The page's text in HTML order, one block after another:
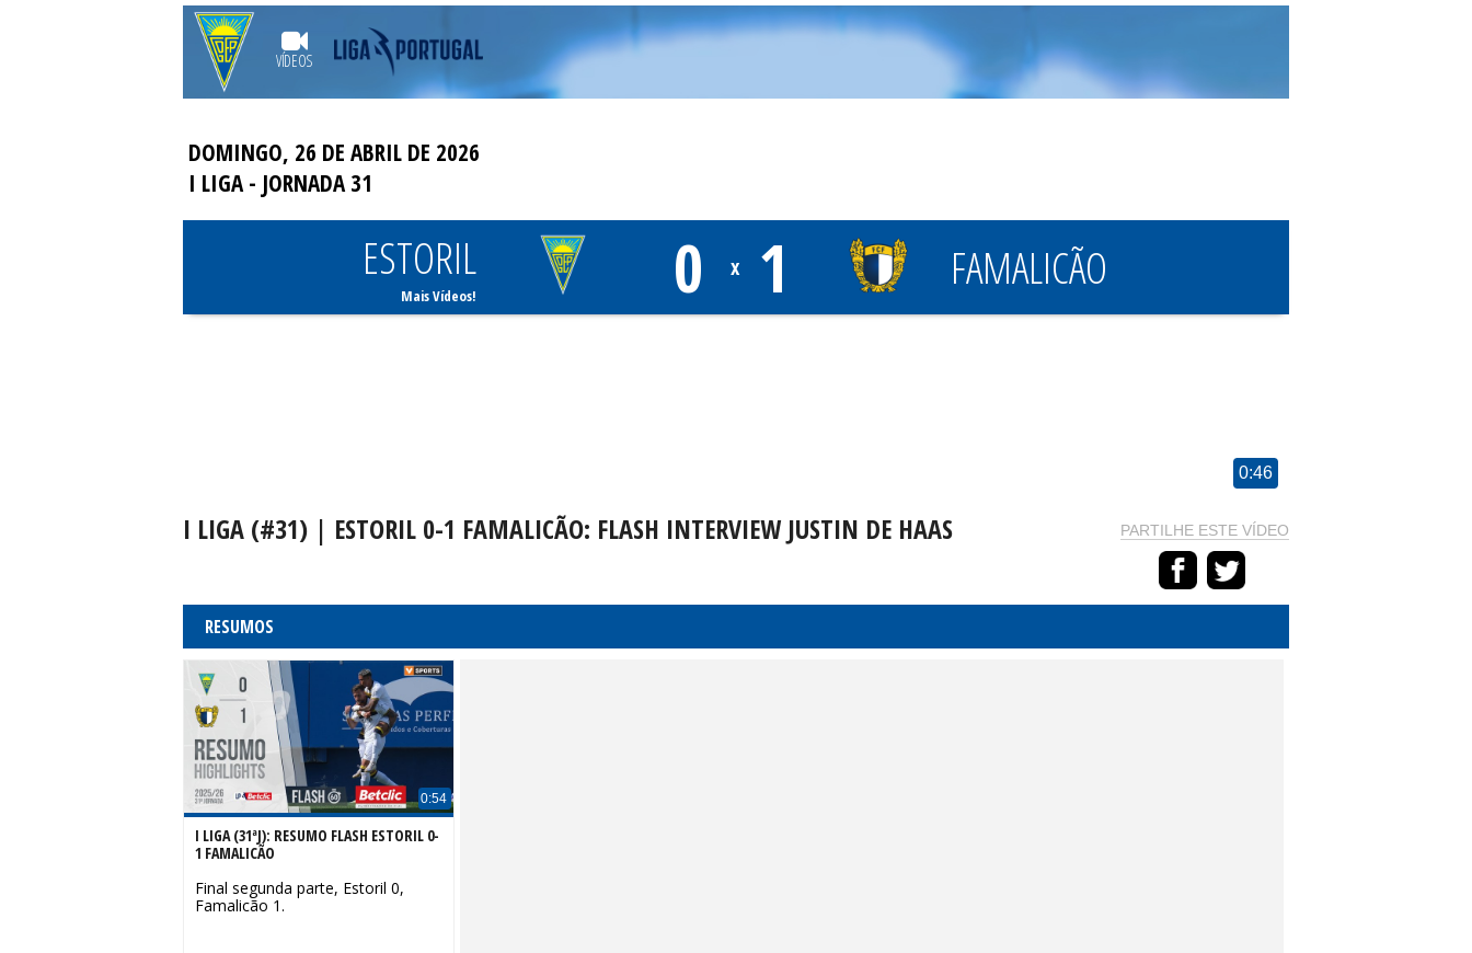
VÍDEOS
DOMINGO, 26 DE ABRIL DE 2026
I LIGA- JORNADA 31
ESTORIL
Mais Vídeos! 0 x 1 FAMALICÃO
0:46
I LIGA (#31) | ESTORIL 0-1 FAMALICÃO: FLASH INTERVIEW JUSTIN DE HAAS PARTILHE ESTE VÍDEO
RESUMOS
0:54
I LIGA (31ªJ): RESUMO FLASH ESTORIL 0-
1 FAMALICÃO
Final segunda parte, Estoril 0,
Famalicão 1.